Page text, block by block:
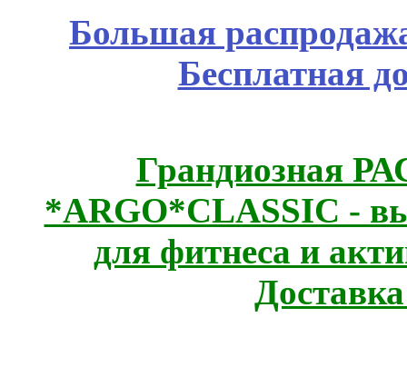
Большая
Бесплатная
Грандиозная
*ARGO*CLASSIC -
для фитнеса и